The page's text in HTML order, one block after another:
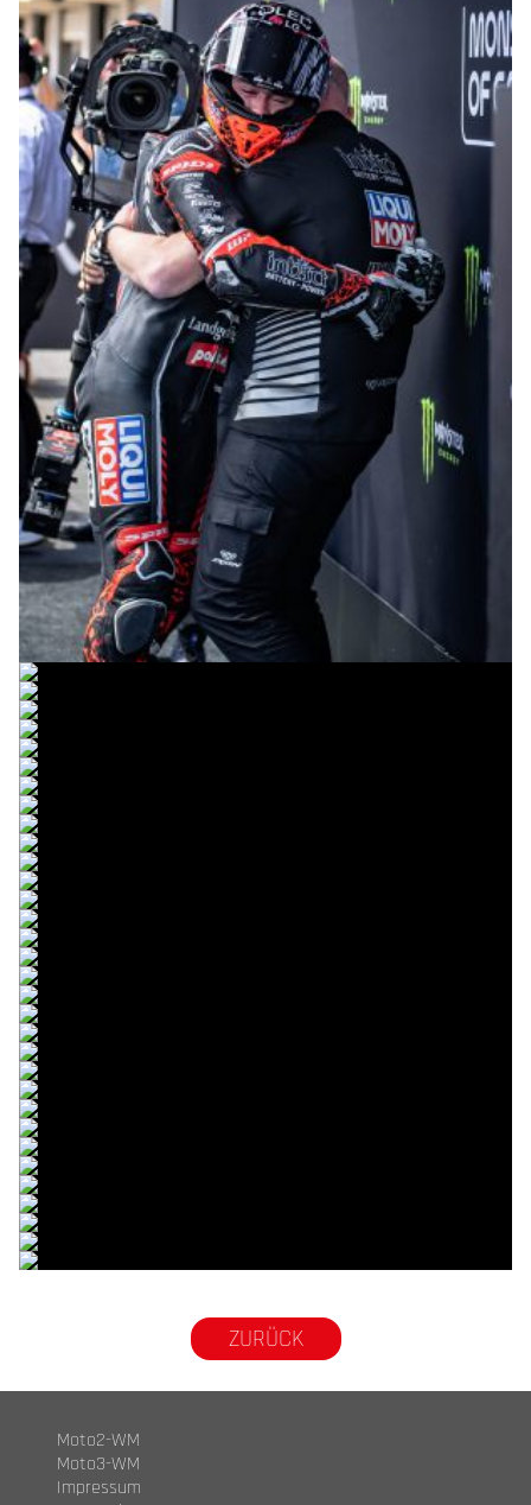
© intactGP
© intactGP
© intactGP
© intactGP
© intactGP
© intactGP
© intactGP
© intactGP
© intactGP
© intactGP
© intactGP
© intactGP
© intactGP
© intactGP
© intactGP
© intactGP
© intactGP
© intactGP
© intactGP
© intactGP
© intactGP
© intactGP
© intactGP
© intactGP
© intactGP
© intactGP
© intactGP
© intactGP
© intactGP
© intactGP
© intactGP
ZURÜCK
Moto2-WM
Moto3-WM
Impressum